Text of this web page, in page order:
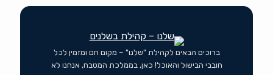
ברוכים הבאים לקהילת "שלנו" – מקום חם ומזמין לכל
חובבי הבישול והאוכל! כאן, בממלכת המטבח, אנחנו לא